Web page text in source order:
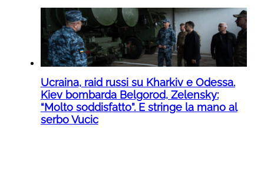
Ucraina, raid russi su Kharkiv e Odessa.
Kiev bombarda Belgorod, Zelensky:
“Molto soddisfatto”. E stringe la mano al
serbo Vucic